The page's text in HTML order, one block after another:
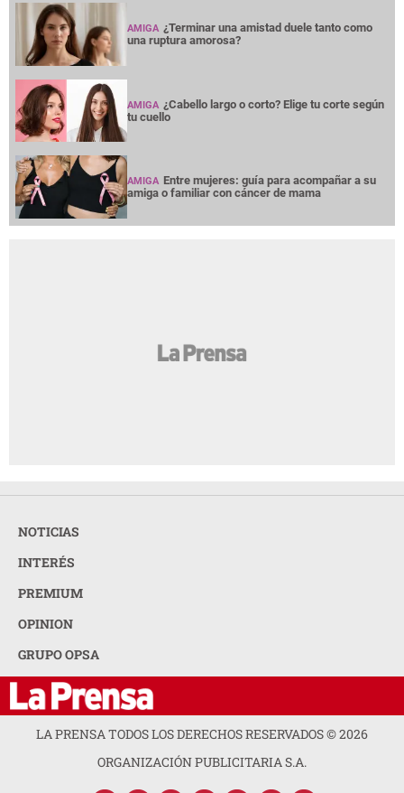
AMIGA ¿Terminar una amistad duele tanto como
una ruptura amorosa?
AMIGA ¿Cabello largo o corto? Elige tu corte según
tu cuello
AMIGA Entre mujeres: guía para acompañar a su
amiga o familiar con cáncer de mama
NOTICIAS
INTERÉS
PREMIUM
OPINION
GRUPO OPSA
LA PRENSA TODOS LOS DERECHOS RESERVADOS ©2026
ORGANIZACIÓN PUBLICITARIA S.A.